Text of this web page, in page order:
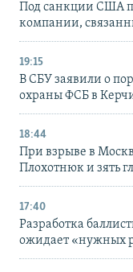
Под санкции США
компании,
19:15
В СБУ заявили о
охраны ФСБ в
18:44
При взрыве в
Плохотнюк и зять
17:40
Разработка
ожидает «нужных